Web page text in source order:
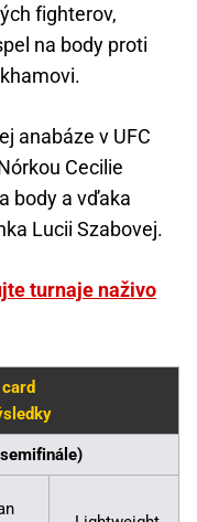
fighterov,
na body proti
anabáze v UFC
Cecilie
body a vďaka
Lucii Szabovej.
turnaje naživo